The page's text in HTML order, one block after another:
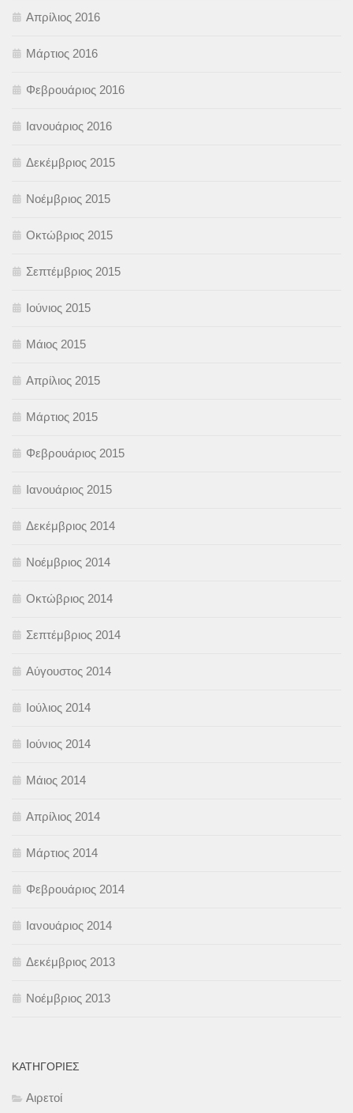
Απρίλιος 2016
Μάρτιος 2016
Φεβρουάριος 2016
Ιανουάριος 2016
Δεκέμβριος 2015
Νοέμβριος 2015
Οκτώβριος 2015
Σεπτέμβριος 2015
Ιούνιος 2015
Μάιος 2015
Απρίλιος 2015
Μάρτιος 2015
Φεβρουάριος 2015
Ιανουάριος 2015
Δεκέμβριος 2014
Νοέμβριος 2014
Οκτώβριος 2014
Σεπτέμβριος 2014
Αύγουστος 2014
Ιούλιος 2014
Ιούνιος 2014
Μάιος 2014
Απρίλιος 2014
Μάρτιος 2014
Φεβρουάριος 2014
Ιανουάριος 2014
Δεκέμβριος 2013
Νοέμβριος 2013
KΑΤΗΓΟΡΊΕΣ
Αιρετοί